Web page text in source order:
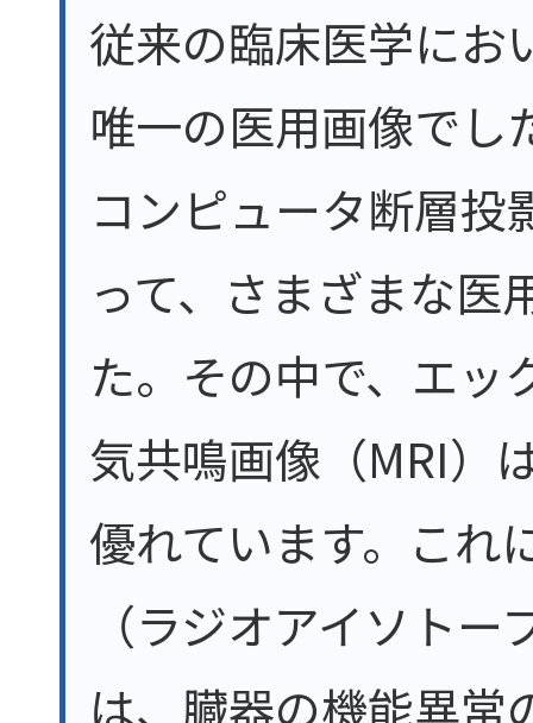
従来の臨床医学にお
唯一の医用画像でし
コンピュータ断層投
って、さまざまな医
た。その中で、エッ
気共鳴画像（MRI）
優れています。これ
（ラジオアイソト
は、臓器の機能異常